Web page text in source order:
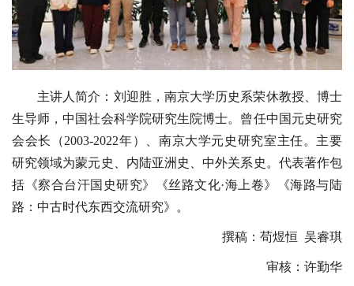
主讲人简介：刘迎胜，南京大学历史系荣休教授、博士
生导师，中国社会科学院研究生院博士。曾任中国元史研究
会会长（2003-2022年）、南京大学元史研究室主任。主要
研究领域为蒙元史、内陆亚洲史、中外关系史。代表著作包
括《察合台汗国史研究》《丝路文化·海上卷》《海路与陆
路：中古时代东西交流研究》。
撰稿：苟煜恒 吴睿琪
审核：许勤华